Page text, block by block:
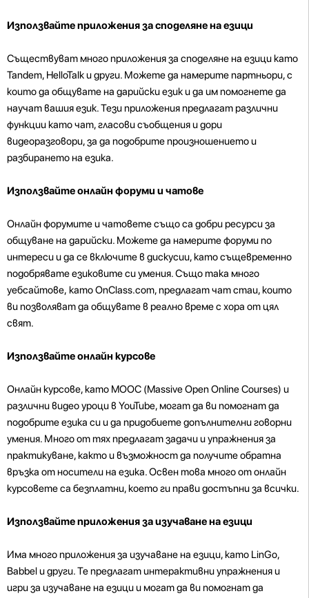
Използвайте приложения за споделяне на езици
Съществуват много приложения за споделяне на езици като
Tandem, HelloTalk и други. Можете да намерите партньори, с
които да общувате на дарийски език и да им помогнете да
научат вашия език. Тези приложения предлагат различни
функции като чат, гласови съобщения и дори
видеоразговори, за да подобрите произношението и
разбирането на езика.
Използвайте онлайн форуми и чатове
Онлайн форумите и чатовете също са добри ресурси за
общуване на дарийски. Можете да намерите форуми по
интереси и да се включите в дискусии, като същевременно
подобрявате езиковите си умения. Също така много
уебсайтове, като OnClass.com, предлагат чат стаи, които
ви позволяват да общувате в реално време с хора от цял
свят.
Използвайте онлайн курсове
Онлайн курсове, като MOOC (Massive Open Online Courses) и
различни видео уроци в YouTube, могат да ви помогнат да
подобрите езика си и да придобиете допълнителни говорни
умения. Много от тях предлагат задачи и упражнения за
практикуване, както и възможност да получите обратна
връзка от носители на езика. Освен това много от онлайн
курсовете са безплатни, което ги прави достъпни за всички.
Използвайте приложения за изучаване на езици
Има много приложения за изучаване на езици, като LinGo,
Babbel и други. Те предлагат интерактивни упражнения и
игри за изучаване на езици и могат да ви помогнат да